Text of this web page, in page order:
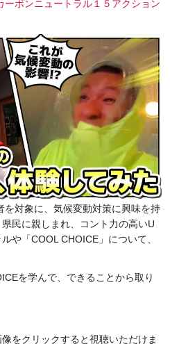
ーボンニュートラル１５アクション
対象に、気候変動対策に興味を持
民に親しまれ、コント力の高いU
や「COOL CHOICE」について、
を学んで、できることから取り
をクリックすると視聴いただけま